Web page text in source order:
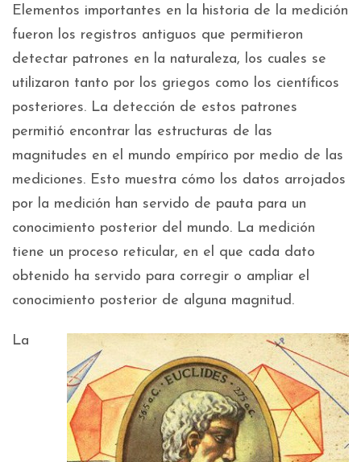
Elementos importantes en la historia de la medición
fueron los registros antiguos que permitieron
detectar patrones en la naturaleza, los cuales se
utilizaron tanto por los griegos como los científicos
posteriores. La detección de estos patrones
permitió encontrar las estructuras de las
magnitudes en el mundo empírico por medio de las
mediciones. Esto muestra cómo los datos arrojados
por la medición han servido de pauta para un
conocimiento posterior del mundo. La medición
tiene un proceso reticular, en el que cada dato
obtenido ha servido para corregir o ampliar el
conocimiento posterior de alguna magnitud.
La